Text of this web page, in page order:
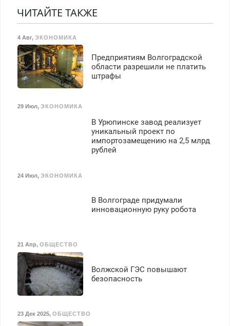
Пенсионерам – скидки до
ЧИТАЙТЕ ТАКЖЕ
4 Авг, ЭКОНОМИКА
Предприятиям Волгоградской
области разрешили не платить
штрафы
29 Июл, ЭКОНОМИКА
В Урюпинске завод реализует
уникальный проект по
импортозамещению на 2,5 млрд
рублей
24 Июл, ЭКОНОМИКА
В Волгограде придумали
инновационную руку робота
21 Апр, ОБЩЕСТВО
Волжской ГЭС повышают
безопасность
23 Дек 2025, ОБЩЕСТВО